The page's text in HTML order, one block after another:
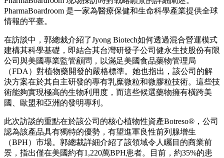
PharmaBoardroom 是一家為醫療保健和生命科學產業提供全球
情報的平臺。
在訪談中，郭總裁介紹了Jyong Biotech如何透過混合營運模式
建構其科學基礎，即結合其台灣研發子公司健永生技股份有限
公司與美國專業監管顧問，以滿足美國食品藥物管理局
（FDA）對植物藥開發的嚴格標準。她也指出，該公司的解
決方案在於其自主研發的專有乳糜微粒和微膠粒技術。這些技
術能夠實現極高的生物利用度，而這些候選藥物擁有橫跨美
國、歐盟和亞洲的發明專利。
此次訪談的重點在於該公司的核心植物性資產Botreso®，公司
認為該產品具有獨特的優勢，有望進軍良性前列腺增生
（BPH）市場。郭總裁詳細介紹了該領域令人矚目的商業前
景，指出僅在美國約有1,220萬BPH患者。目前，約35%的患